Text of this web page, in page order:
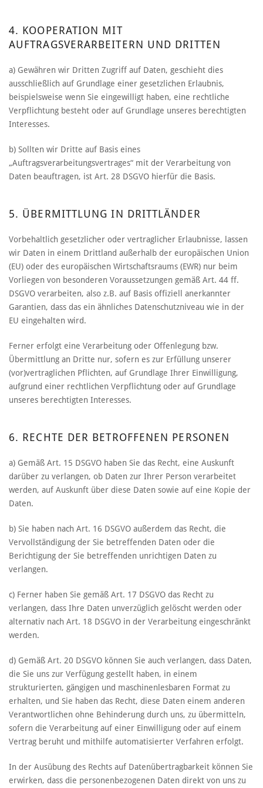
4. KOOPERATION MIT
AUFTRAGSVERARBEITERN UND DRITTEN
a) Gewähren wir Dritten Zugriff auf Daten, geschieht dies
ausschließlich auf Grundlage einer gesetzlichen Erlaubnis,
beispielsweise wenn Sie eingewilligt haben, eine rechtliche
Verpflichtung besteht oder auf Grundlage unseres berechtigten
Interesses.
b) Sollten wir Dritte auf Basis eines
„Auftragsverarbeitungsvertrages“ mit der Verarbeitung von
Daten beauftragen, ist Art. 28 DSGVO hierfür die Basis.
5. ÜBERMITTLUNG IN DRITTLÄNDER
Vorbehaltlich gesetzlicher oder vertraglicher Erlaubnisse, lassen
wir Daten in einem Drittland außerhalb der europäischen Union
(EU) oder des europäischen Wirtschaftsraums (EWR) nur beim
Vorliegen von besonderen Voraussetzungen gemäß Art. 44 ff.
DSGVO verarbeiten, also z.B. auf Basis offiziell anerkannter
Garantien, dass das ein ähnliches Datenschutzniveau wie in der
EU eingehalten wird.
Ferner erfolgt eine Verarbeitung oder Offenlegung bzw.
Übermittlung an Dritte nur, sofern es zur Erfüllung unserer
(vor)vertraglichen Pflichten, auf Grundlage Ihrer Einwilligung,
aufgrund einer rechtlichen Verpflichtung oder auf Grundlage
unseres berechtigten Interesses.
6. RECHTE DER BETROFFENEN PERSONEN
a) Gemäß Art. 15 DSGVO haben Sie das Recht, eine Auskunft
darüber zu verlangen, ob Daten zur Ihrer Person verarbeitet
werden, auf Auskunft über diese Daten sowie auf eine Kopie der
Daten.
b) Sie haben nach Art. 16 DSGVO außerdem das Recht, die
Vervollständigung der Sie betreffenden Daten oder die
Berichtigung der Sie betreffenden unrichtigen Daten zu
verlangen.
c) Ferner haben Sie gemäß Art. 17 DSGVO das Recht zu
verlangen, dass Ihre Daten unverzüglich gelöscht werden oder
alternativ nach Art. 18 DSGVO in der Verarbeitung eingeschränkt
werden.
d) Gemäß Art. 20 DSGVO können Sie auch verlangen, dass Daten,
die Sie uns zur Verfügung gestellt haben, in einem
strukturierten, gängigen und maschinenlesbaren Format zu
erhalten, und Sie haben das Recht, diese Daten einem anderen
Verantwortlichen ohne Behinderung durch uns, zu übermitteln,
sofern die Verarbeitung auf einer Einwilligung oder auf einem
Vertrag beruht und mithilfe automatisierter Verfahren erfolgt.
In der Ausübung des Rechts auf Datenübertragbarkeit können Sie
erwirken, dass die personenbezogenen Daten direkt von uns zu